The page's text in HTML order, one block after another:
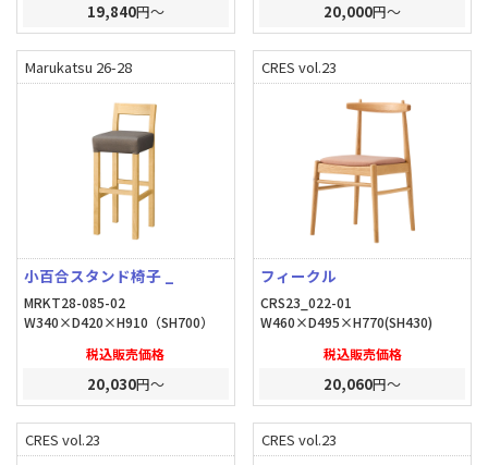
19,840円～ 20,000円～
Marukatsu 26-28
小百合スタンド椅子 _
MRKT28-085-02
W340×D420×H910（SH700）
税込販売価格
20,030円～
CRES vol.23
フィークル
CRS23_022-01
W460×D495×H770(SH430)
税込販売価格
20,060円～
CRES vol.23 CRES vol.23